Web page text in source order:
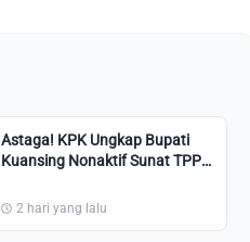
Astaga! KPK Ungkap Bupati
Kuansing Nonaktif Sunat TPP
2 hari yang lalu